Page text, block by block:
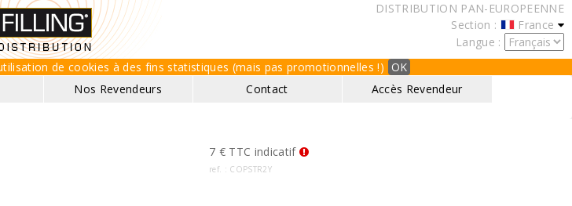
DISTRIBUTION PAN-EUROPEENNE
Section :
France
Langue :
de cookies à des fins statistiques (mais pas promotionnelles !) OK
Nos Revendeurs Contact Accès Revendeur
7 € TTC indicatif
ref. : COPSTR2Y